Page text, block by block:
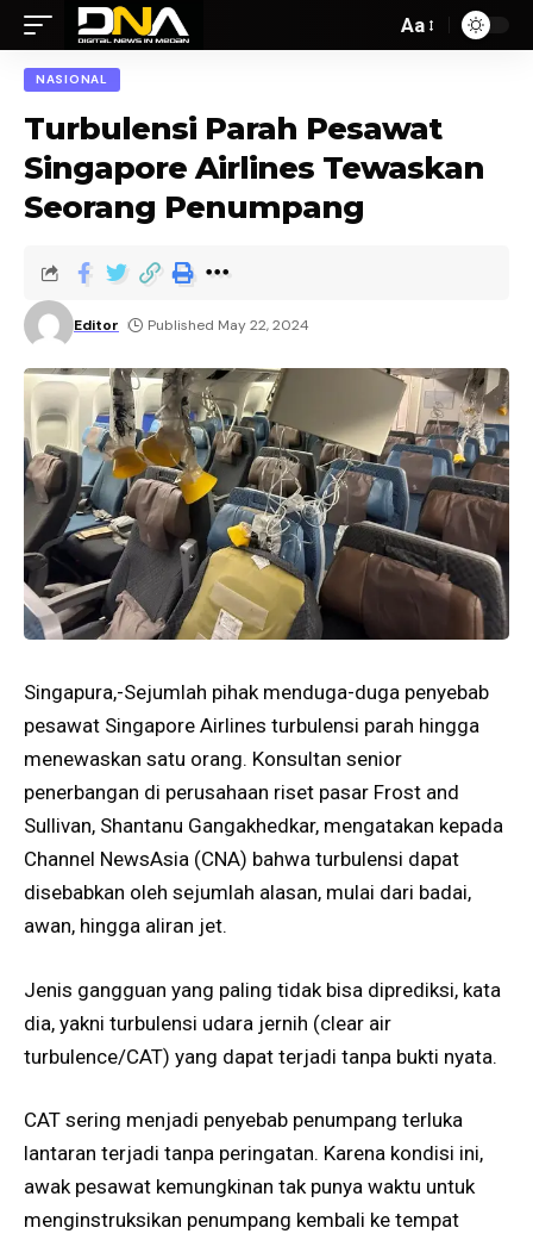
Aa
NASIONAL
Turbulensi Parah Pesawat
Singapore Airlines Tewaskan
Seorang Penumpang
Editor Published May 22, 2024
Singapura,-Sejumlah pihak menduga-duga penyebab
pesawat Singapore Airlines turbulensi parah hingga
menewaskan satu orang. Konsultan senior
penerbangan di perusahaan riset pasar Frost and
Sullivan, Shantanu Gangakhedkar, mengatakan kepada
Channel NewsAsia (CNA) bahwa turbulensi dapat
disebabkan oleh sejumlah alasan, mulai dari badai,
awan, hingga aliran jet.
Jenis gangguan yang paling tidak bisa diprediksi, kata
dia, yakni turbulensi udara jernih (clear air
turbulence/CAT) yang dapat terjadi tanpa bukti nyata.
CAT sering menjadi penyebab penumpang terluka
lantaran terjadi tanpa peringatan. Karena kondisi ini,
awak pesawat kemungkinan tak punya waktu untuk
menginstruksikan penumpang kembali ke tempat